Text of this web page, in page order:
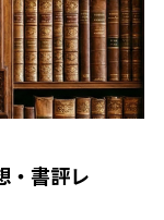
・書評レ